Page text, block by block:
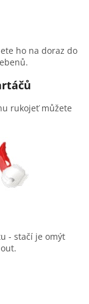
ho na doraz do
rukojeť můžete
- stačí je omýt